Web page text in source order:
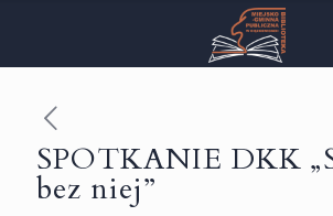
SPOTKANIE DKK
bez niej”